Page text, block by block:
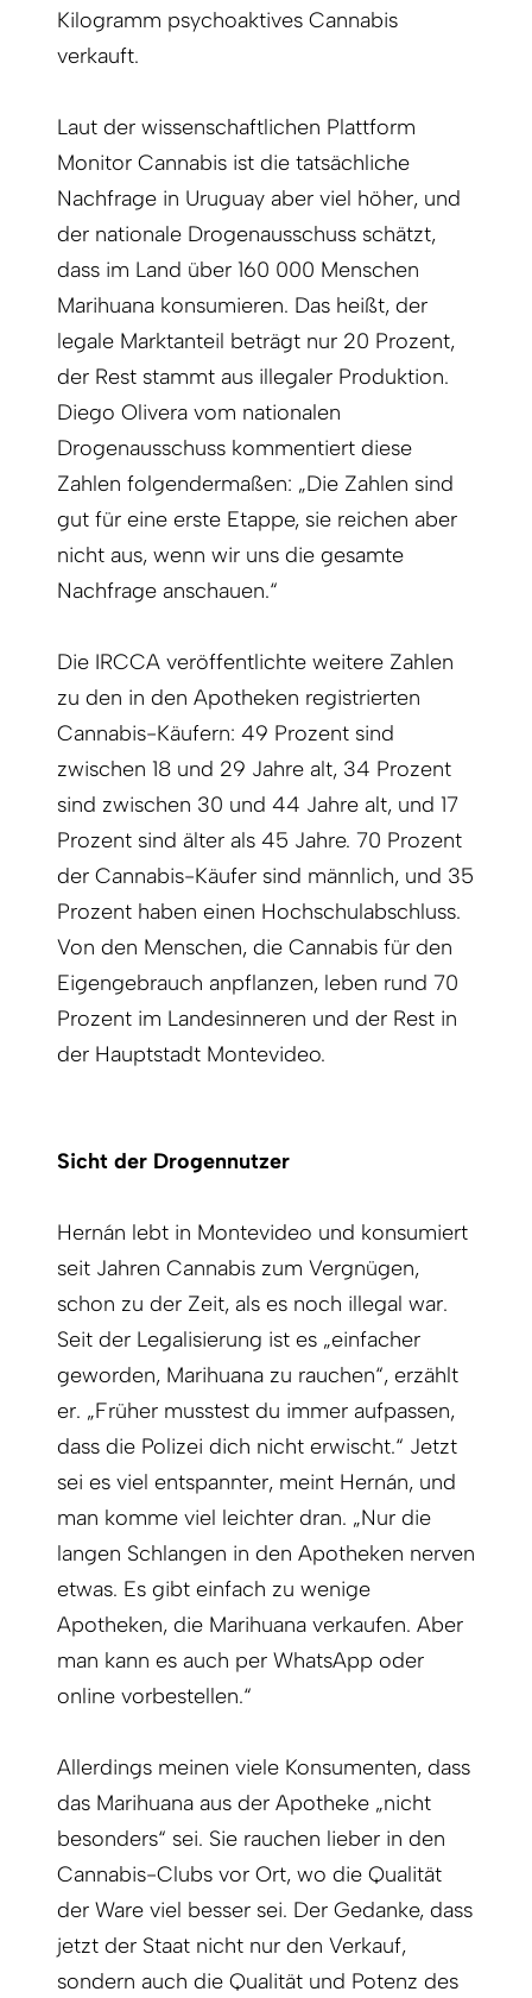
Kilogramm psychoaktives Cannabis
verkauft.
Laut der wissenschaftlichen Plattform
Monitor Cannabis ist die tatsächliche
Nachfrage in Uruguay aber viel höher, und
der nationale Drogenausschuss schätzt,
dass im Land über 160 000 Menschen
Marihuana konsumieren. Das heißt, der
legale Marktanteil beträgt nur 20 Prozent,
der Rest stammt aus illegaler Produktion.
Diego Olivera vom nationalen
Drogenausschuss kommentiert diese
Zahlen folgendermaßen: „Die Zahlen sind
gut für eine erste Etappe, sie reichen aber
nicht aus, wenn wir uns die gesamte
Nachfrage anschauen.“
Die IRCCA veröffentlichte weitere Zahlen
zu den in den Apotheken registrierten
Cannabis-Käufern: 49 Prozent sind
zwischen 18 und 29 Jahre alt, 34 Prozent
sind zwischen 30 und 44 Jahre alt, und 17
Prozent sind älter als 45 Jahre. 70 Prozent
der Cannabis-Käufer sind männlich, und 35
Prozent haben einen Hochschulabschluss.
Von den Menschen, die Cannabis für den
Eigengebrauch anpflanzen, leben rund 70
Prozent im Landesinneren und der Rest in
der Hauptstadt Montevideo.
Sicht der Drogennutzer
Hernán lebt in Montevideo und konsumiert
seit Jahren Cannabis zum Vergnügen,
schon zu der Zeit, als es noch illegal war.
Seit der Legalisierung ist es „einfacher
geworden, Marihuana zu rauchen“, erzählt
er. „Früher musstest du immer aufpassen,
dass die Polizei dich nicht erwischt.“ Jetzt
sei es viel entspannter, meint Hernán, und
man komme viel leichter dran. „Nur die
langen Schlangen in den Apotheken nerven
etwas. Es gibt einfach zu wenige
Apotheken, die Marihuana verkaufen. Aber
man kann es auch per WhatsApp oder
online vorbestellen.“
Allerdings meinen viele Konsumenten, dass
das Marihuana aus der Apotheke „nicht
besonders“ sei. Sie rauchen lieber in den
Cannabis-Clubs vor Ort, wo die Qualität
der Ware viel besser sei. Der Gedanke, dass
jetzt der Staat nicht nur den Verkauf,
sondern auch die Qualität und Potenz des